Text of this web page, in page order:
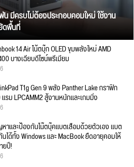
มีครบไม่ต้องประกอบคอมใหม่ ใช้งาน
ดพื้นที่
14 Air โน้ตบุ๊ก OLED ขุมพลังใหม่ AMD
บางเฉียบดีไซน์พรีเมียม
T1g Gen 9 พลัง Panther Lake กราฟิก
รม LPCAMM2 สู้งานหนักและเกมมิ่ง
าและป้องกันโน๊ตบุ๊คแบตเสื่อมด้วยตัวเอง แบต
ได้ทั้ง Windows และ MacBook ยืดอายุคอมให้
ยปี!